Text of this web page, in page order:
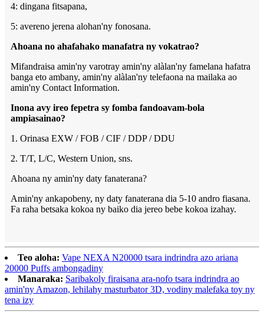
4: dingana fitsapana,
5: avereno jerena alohan'ny fonosana.
Ahoana no ahafahako manafatra ny vokatrao?
Mifandraisa amin'ny varotray amin'ny alàlan'ny famelana hafatra
banga eto ambany, amin'ny alàlan'ny telefaona na mailaka ao
amin'ny Contact Information.
Inona avy ireo fepetra sy fomba fandoavam-bola
ampiasainao?
1. Orinasa EXW / FOB / CIF / DDP / DDU
2. T/T, L/C, Western Union, sns.
Ahoana ny amin'ny daty fanaterana?
Amin'ny ankapobeny, ny daty fanaterana dia 5-10 andro fiasana.
Fa raha betsaka kokoa ny baiko dia jereo bebe kokoa izahay.
Teo aloha: Vape NEXA N20000 tsara indrindra azo ariana
20000 Puffs ambongadiny
Manaraka: Saribakoly firaisana ara-nofo tsara indrindra ao
amin'ny Amazon, lehilahy masturbator 3D, vodiny malefaka toy ny
tena izy